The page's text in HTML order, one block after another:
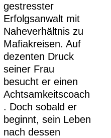
gestresster
Erfolgsanwalt mit
Naheverhältnis zu
Mafiakreisen. Auf
dezenten Druck
seiner Frau
besucht er einen
Achtsamkeitscoach
. Doch sobald er
beginnt, sein Leben
nach dessen